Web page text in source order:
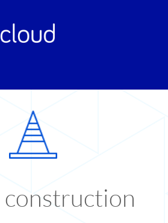
construction